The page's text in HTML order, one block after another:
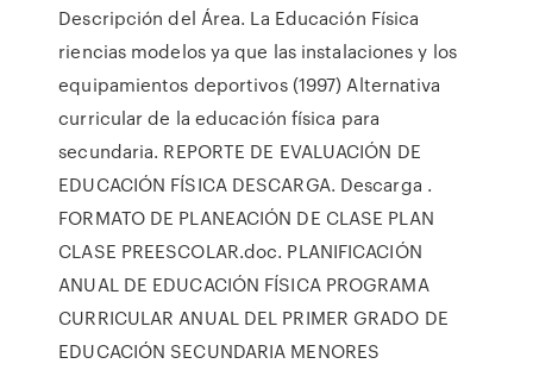
Descripción del Área. La Educación Física
riencias modelos ya que las instalaciones y los
equipamientos deportivos (1997) Alternativa
curricular de la educación física para
secundaria. REPORTE DE EVALUACIÓN DE
EDUCACIÓN FÍSICA DESCARGA. Descarga .
FORMATO DE PLANEACIÓN DE CLASE PLAN
CLASE PREESCOLAR.doc. PLANIFICACIÓN
ANUAL DE EDUCACIÓN FÍSICA PROGRAMA
CURRICULAR ANUAL DEL PRIMER GRADO DE
EDUCACIÓN SECUNDARIA MENORES